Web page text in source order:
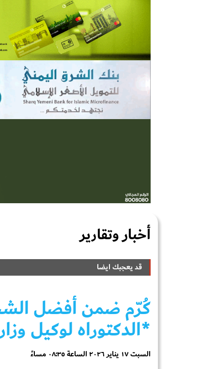
أخبار وتقارير
قد يعجبك ايضا
كُرّم ضمن أفضل
*الدكتوراه لوكيل
السبت ١٧ يناير ٢٠٢٦ الساعة ٠٨:٣٥ مساءً